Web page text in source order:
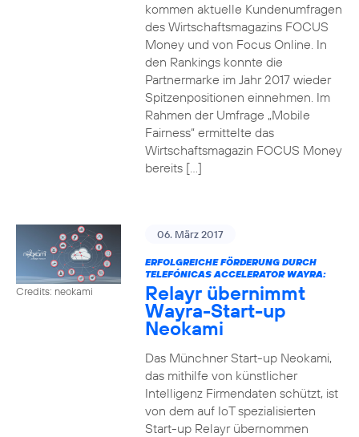
kommen aktuelle Kundenumfragen
des Wirtschaftsmagazins FOCUS
Money und von Focus Online. In
den Rankings konnte die
Partnermarke im Jahr 2017 wieder
Spitzenpositionen einnehmen. Im
Rahmen der Umfrage „Mobile
Fairness“ ermittelte das
Wirtschaftsmagazin FOCUS Money
bereits […]
Credits: neokami
06. März 2017
ERFOLGREICHE FÖRDERUNG DURCH
TELEFÓNICAS ACCELERATOR WAYRA:
Relayr übernimmt
Wayra-Start-up
Neokami
Das Münchner Start-up Neokami,
das mithilfe von künstlicher
Intelligenz Firmendaten schützt, ist
von dem auf IoT spezialisierten
Start-up Relayr übernommen